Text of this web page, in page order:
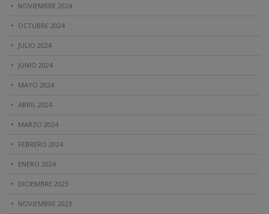
NOVIEMBRE 2024
OCTUBRE 2024
JULIO 2024
JUNIO 2024
MAYO 2024
ABRIL 2024
MARZO 2024
FEBRERO 2024
ENERO 2024
DICIEMBRE 2023
NOVIEMBRE 2023